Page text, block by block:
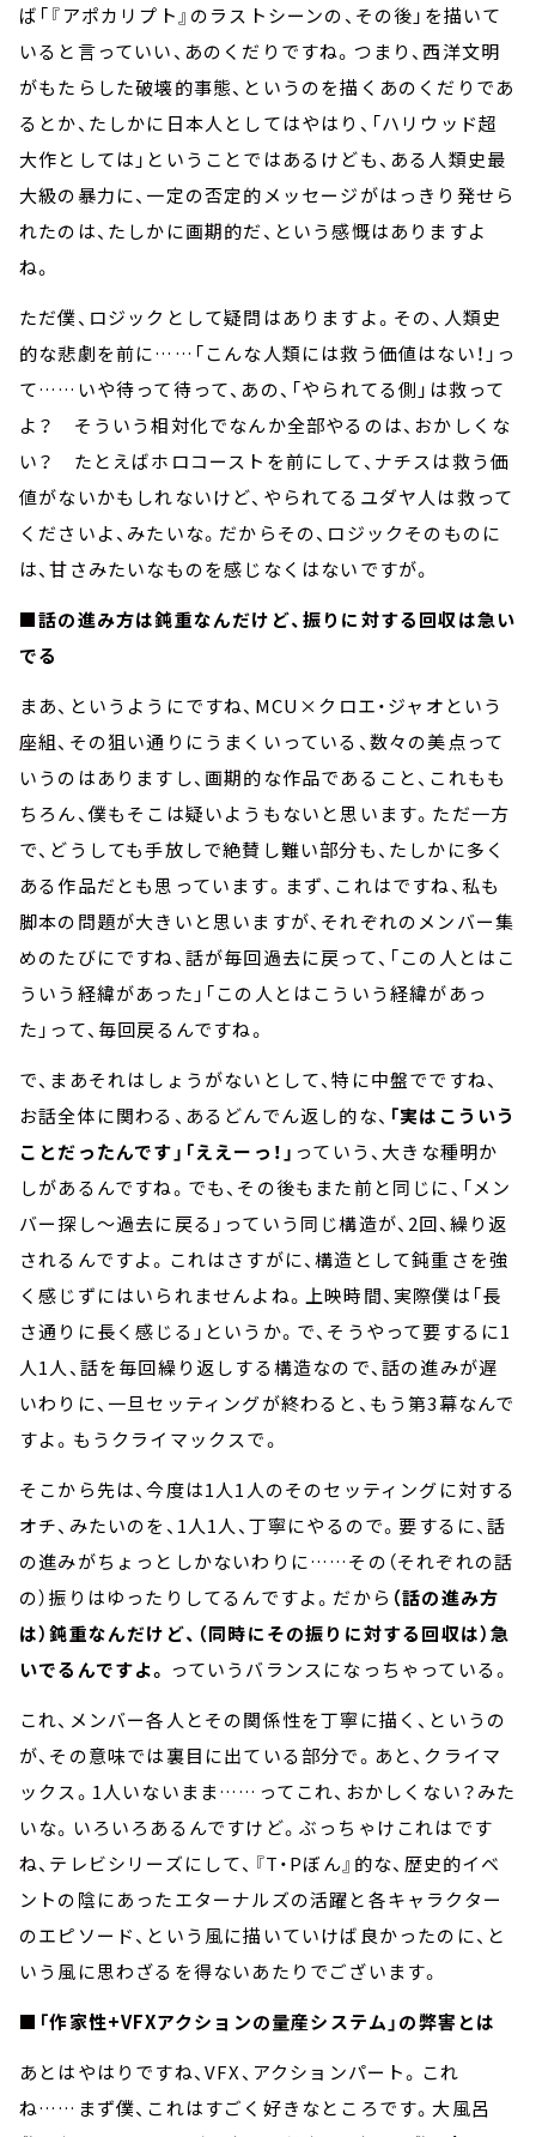
ば「『アポカリプト』のラストシーンの、その後」を描いて
いると言っていい、あのくだりですね。つまり、西洋文明
がもたらした破壊的事態、というのを描くあのくだりであ
るとか、たしかに日本人としてはやはり、「ハリウッド超
大作としては」ということではあるけども、ある人類史最
大級の暴力に、一定の否定的メッセージがはっきり発せら
れたのは、たしかに画期的だ、という感慨はありますよ
ね。
ただ僕、ロジックとして疑問はありますよ。その、人類史
的な悲劇を前に……「こんな人類には救う価値はない！」っ
て……いや待って待って、あの、「やられてる側」は救って
よ？ そういう相対化でなんか全部やるのは、おかしくな
い？ たとえばホロコーストを前にして、ナチスは救う価
値がないかもしれないけど、やられてるユダヤ人は救って
くださいよ、みたいな。だからその、ロジックそのものに
は、甘さみたいなものを感じなくはないですが。
■話の進み方は鈍重なんだけど、振りに対する回収は急い
でる
まあ、というようにですね、MCU×クロエ・ジャオという
座組、その狙い通りにうまくいっている、数々の美点って
いうのはありますし、画期的な作品であること、これもも
ちろん、僕もそこは疑いようもないと思います。ただ一方
で、どうしても手放しで絶賛し難い部分も、たしかに多く
ある作品だとも思っています。まず、これはですね、私も
脚本の問題が大きいと思いますが、それぞれのメンバー集
めのたびにですね、話が毎回過去に戻って、「この人とはこ
ういう経緯があった」「この人とはこういう経緯があっ
た」って、毎回戻るんですね。
で、まあそれはしょうがないとして、特に中盤でですね、
お話全体に関わる、あるどんでん返し的な、 「実はこういう
ことだったんです」「ええーっ！」 っていう、大きな種明か
しがあるんですね。でも、その後もまた前と同じに、「メン
バー探し～過去に戻る」っていう同じ構造が、2回、繰り返
されるんですよ。これはさすがに、構造として鈍重さを強
く感じずにはいられませんよね。上映時間、実際僕は「長
さ通りに長く感じる」というか。で、そうやって要するに1
人1人、話を毎回繰り返しする構造なので、話の進みが遅
いわりに、一旦セッティングが終わると、もう第3幕なんで
すよ。もうクライマックスで。
そこから先は、今度は1人1人のそのセッティングに対する
オチ、みたいのを、1人1人、丁寧にやるので。要するに、話
の進みがちょっとしかないわりに……その（それぞれの話
の）振りはゆったりしてるんですよ。だから （話の進み方
は）鈍重なんだけど、（同時にその振りに対する回収は）急
いでるんですよ。 っていうバランスになっちゃっている。
これ、メンバー各人とその関係性を丁寧に描く、というの
が、その意味では裏目に出ている部分で。あと、クライマ
ックス。1人いないまま……ってこれ、おかしくない？みた
いな。いろいろあるんですけど。ぶっちゃけこれはです
ね、テレビシリーズにして、『T・Pぼん』的な、歴史的イベ
ントの陰にあったエターナルズの活躍と各キャラクター
のエピソード、という風に描いていけば良かったのに、と
いう風に思わざるを得ないあたりでございます。
■「作家性+VFXアクションの量産システム」の弊害とは
あとはやはりですね、VFX、アクションパート。これ
ね……まず僕、これはすごく好きなところです。大風呂